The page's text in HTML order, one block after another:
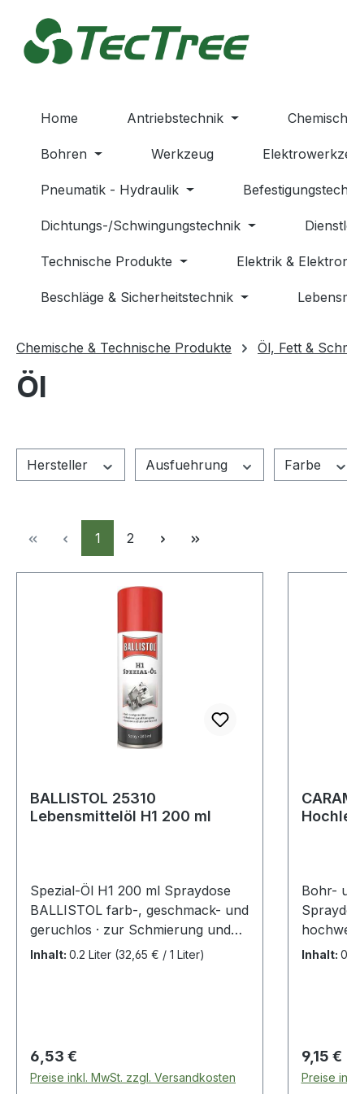
Hauptinhalt springen
Zur Suche springen
Zur Hauptnavigation springen
Home Antriebstechnik
Bohren Werkzeug
Pneumatik - Hydraulik
Dichtungs-/Schwingungstechnik
Technische Produkte Elektrik &
Beschläge & Sicherheitstechnik
Chemische & Technische Produkte Öl, Fett &
Öl
Hersteller Ausfuehrung Farbe
Seite
1 Seite
2
BALLISTOL 25310
Lebensmittelöl H1 200 ml
Spezial-Öl H1 200 ml Spraydose
BALLISTOL farb-, geschmack- und
geruchlos · zur Schmierung und
Reinigung · als Korrosionsschutz
Rollen, Ketten, Antriebe,
Förderbänder · NSF-H1 Zulassung,
Inhalt: 0.2 Liter (32,65 € / 1 Liter)
Regulärer Preis:
6,53 €
Preise inkl. MwSt. zzgl. Versandkosten
Bohr-
und
Inhalt:
9,15 €
Preise